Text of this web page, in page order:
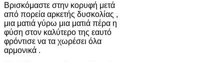
Βρισκόμαστε στην κορυφή μετά
από πορεία αρκετής δυσκολίας ,
μια ματιά γύρω μια ματιά πέρα η
φύση στον καλύτερο της εαυτό
φρόντισε να τα χωρέσει όλα
αρμονικά .